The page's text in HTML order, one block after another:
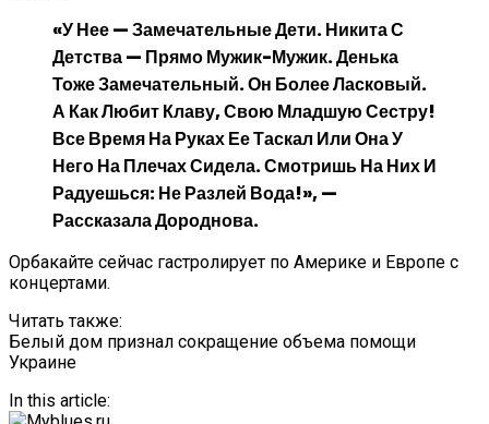
«У Нее — Замечательные Дети. Никита С
Детства — Прямо Мужик-Мужик. Денька
Тоже Замечательный. Он Более Ласковый.
А Как Любит Клаву, Свою Младшую Сестру!
Все Время На Руках Ее Таскал Или Она У
Него На Плечах Сидела. Смотришь На Них И
Радуешься: Не Разлей Вода!», —
Рассказала Дороднова.
Орбакайте сейчас гастролирует по Америке и Европе с
концертами.
Читать также:
Белый дом признал сокращение объема помощи
Украине
In this article: